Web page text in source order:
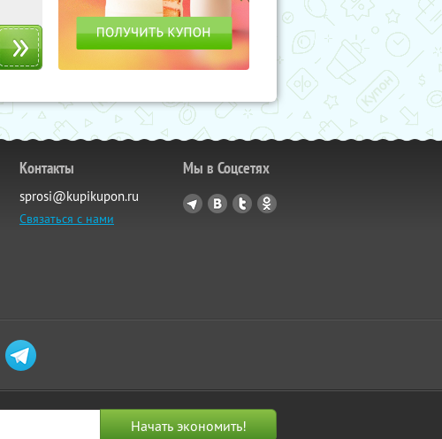
Контакты
sprosi@kupikupon.ru
Связаться с нами
Мы в Соцсетях